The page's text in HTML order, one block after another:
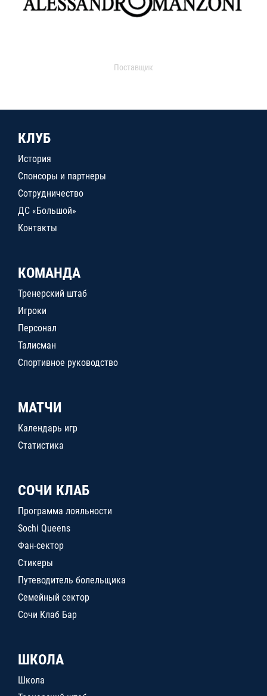
Поставщик
КЛУБ
История
Спонсоры и партнеры
Сотрудничество
ДС «Большой»
Контакты
КОМАНДА
Тренерский штаб
Игроки
Персонал
Талисман
Спортивное руководство
МАТЧИ
Календарь игр
Статистика
СОЧИ КЛАБ
Программа лояльности
Sochi Queens
Фан-сектор
Стикеры
Путеводитель болельщика
Семейный сектор
Сочи Клаб Бар
ШКОЛА
Школа